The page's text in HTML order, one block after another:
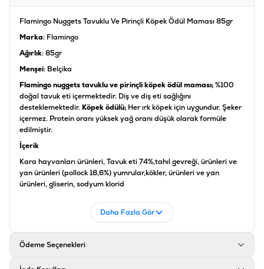
Flamingo Nuggets Tavuklu Ve Pirinçli Köpek Ödül Maması 85gr
Marka: Flamingo
Ağırlık: 85gr
Menşei: Belçika
Flamingo nuggets tavuklu ve pirinçli köpek ödül maması;%100
doğal tavuk eti içermektedir. Diş ve diş eti sağlığını
desteklemektedir. Köpek ödülü; Her ırk köpek için uygundur. Şeker
içermez. Protein oranı yüksek yağ oranı düşük olarak formüle
edilmiştir.
İçerik
Kara hayvanları ürünleri, Tavuk eti 74%,tahıl gevreği, ürünleri ve
yan ürünleri (pollock 18,6%) yumrular,kökler, ürünleri ve yan
ürünleri, gliserin, sodyum klorid
Ham Protein %41%, Nem %14, Ham Kül %6, Ham Yağ %0.1, Ham Lif
Ürün Filtreleri
Daha Fazla Gör
Ödeme Seçenekleri